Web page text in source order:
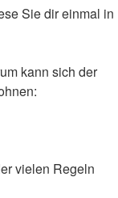
Sie dir einmal in
kann sich der
vielen Regeln